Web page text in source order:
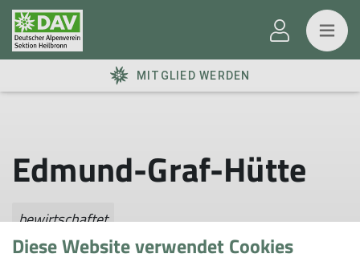
MITGLIED WERDEN
Edmund-Graf-Hütte
bewirtschaftet
Diese Website verwendet Cookies